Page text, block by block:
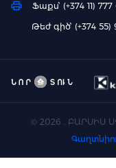
Ֆաքս՝ (+374 11)
Թեժ գիծ՝ (+374 55)
© 2026 . ԲԱՐՍԻՍ